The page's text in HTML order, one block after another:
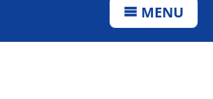
MENU